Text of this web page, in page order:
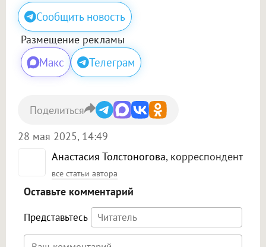
Сообщить новость
Размещение рекламы
Макс Телеграм
Анастасия Толстоногова, корреспондент
все статьи автора
28 мая 2025, 14:49
Поделиться
Оставьте комментарий
Представьтесь